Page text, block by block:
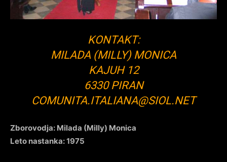
KONTAKT:
MILADA (MILLY) MONICA
KAJUH 12
6330 PIRAN
COMUNITA.ITALIANA@SIOL.NET
Zborovodja: Milada (Milly) Monica
Leto nastanka: 1975